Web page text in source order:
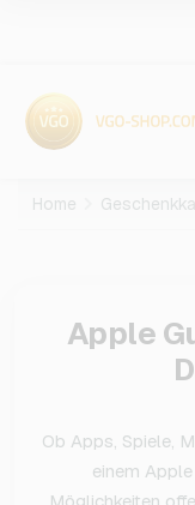
Home
Apple
Ob Apps, Spiele,
einem